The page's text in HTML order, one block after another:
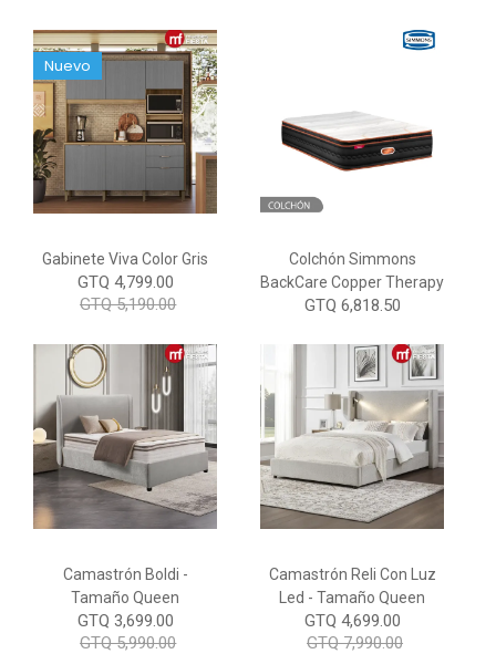
Gabinete Viva Color Gris
Nuevo
GTQ 4,799.00
GTQ 5,190.00
Colchón Simmons
BackCare Copper Therapy
GTQ 6,818.50
Camastrón Boldi -
Tamaño Queen
GTQ 3,699.00
GTQ 5,990.00
Camastrón Reli Con Luz
Led - Tamaño Queen
GTQ 4,699.00
GTQ 7,990.00